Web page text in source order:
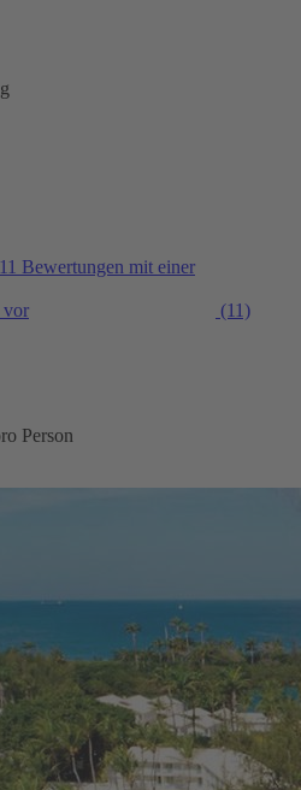
Bewertungen mit einer
vor
(11)
Person